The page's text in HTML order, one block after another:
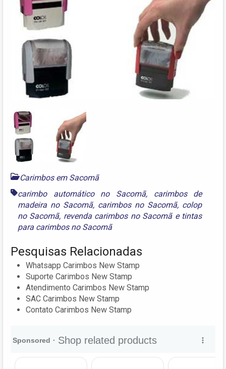
Carimbos em Sacomã
carimbo automático no Sacomã, carimbos de
madeira no Sacomã, carimbos no Sacomã, colop
no Sacomã, revenda carimbos no Sacomãe tintas
para carimbos no Sacomã
Pesquisas Relacionadas
Whatsapp Carimbos New Stamp
Suporte Carimbos New Stamp
Atendimento Carimbos New Stamp
SAC Carimbos New Stamp
Contato Carimbos New Stamp